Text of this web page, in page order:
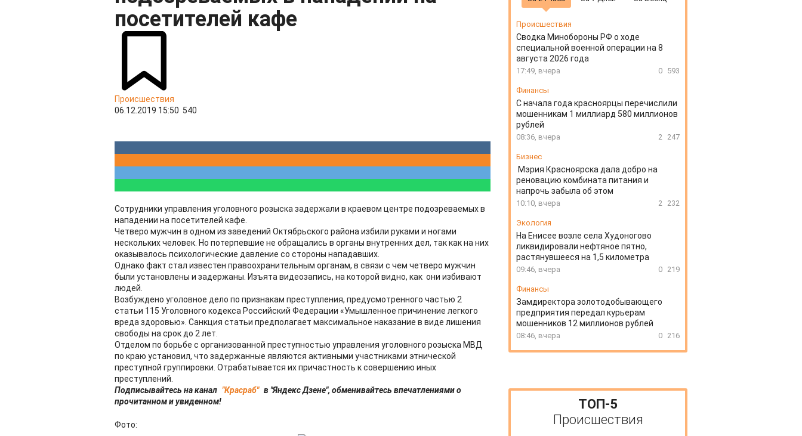
посетителей кафе
Происшествия
06.12.2019 15:50 540
Сотрудники управления уголовного розыска задержали в краевом центре подозреваемых в
нападении на посетителей кафе.
Четверо мужчин в одном из заведений Октябрьского района избили руками и ногами
нескольких человек. Но потерпевшие не обращались в органы внутренних дел, так как на них
оказывалось психологические давление со стороны нападавших.
Однако факт стал известен правоохранительным органам, в связи с чем четверо мужчин
были установлены и задержаны. Изъята видеозапись, на которой видно, как они избивают
людей.
Возбуждено уголовное дело по признакам преступления, предусмотренного частью 2
статьи 115 Уголовного кодекса Российский Федерации «Умышленное причинение легкого
вреда здоровью». Санкция статьи предполагает максимальное наказание в виде лишения
свободы на срок до 2 лет.
Отделом по борьбе с организованной преступностью управления уголовного розыска МВД
по краю установил, что задержанные являются активными участниками этнической
преступной группировки. Отрабатывается их причастность к совершению иных
преступлений.
Подписывайтесь на канал "Красраб" в "Яндекс Дзене", обменивайтесь впечатлениями о
прочитанном и увиденном!
Фото:
Происшествия
Сводка Минобороны РФ о ходе
специальной военной операции на 8
августа 2026 года
17:49, вчера 0 593
Финансы
С начала года красноярцы перечислили
мошенникам 1 миллиард 580 миллионов
рублей
08:36, вчера 2 247
Бизнес
Мэрия Красноярска дала добро на
реновацию комбината питания и
напрочь забыла об этом
10:10, вчера 2 232
Экология
На Енисее возле села Худоногово
ликвидировали нефтяное пятно,
растянувшееся на 1,5 километра
09:46, вчера 0 219
Финансы
Замдиректора золотодобывающего
предприятия передал курьерам
мошенников 12 миллионов рублей
08:46, вчера 0 216
ТОП-5
Происшествия